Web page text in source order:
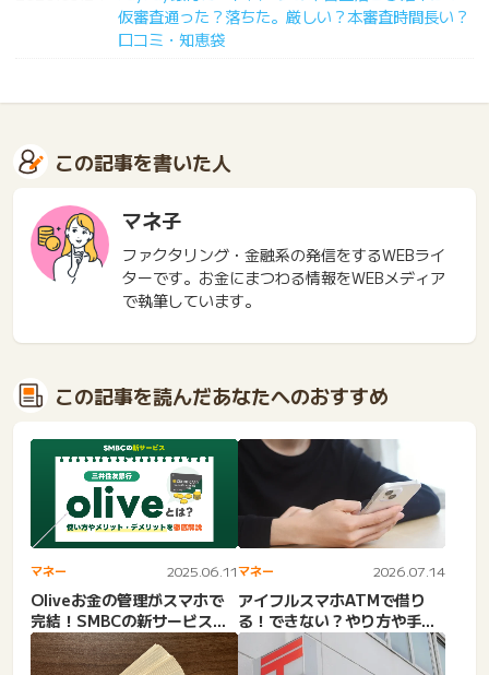
仮審査通った？落ちた。厳しい？本審査時間長い？
口コミ・知恵袋
この記事を書いた人
マネ子
ファクタリング・金融系の発信をするWEBライ
ターです。お金にまつわる情報をWEBメディア
で執筆しています。
この記事を読んだあなたへのおすすめ
マネー 2025.06.11
Oliveお金の管理がスマホで
完結！SMBCの新サービス三
井住友銀行の「Oli...
マネー 2026.07.14
アイフルスマホATMで借り
る！できない？やり方や手数
料や利用時間・暗証番号・
ア...